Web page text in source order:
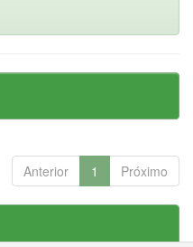
Anterior 1 Próximo